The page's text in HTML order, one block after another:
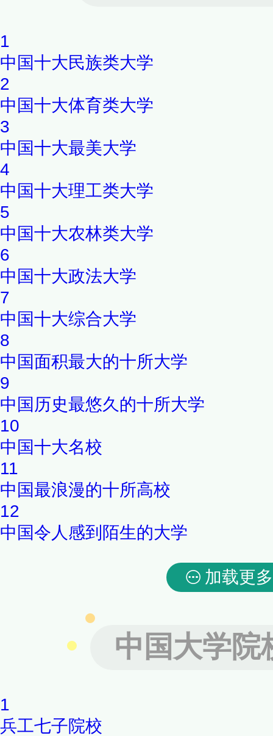
1
中国十大民族类大学
2
中国十大体育类大学
3
中国十大最美大学
4
中国十大理工类大学
5
中国十大农林类大学
6
中国十大政法大学
7
中国十大综合大学
8
中国面积最大的十所大学
9
中国历史最悠久的十所大学
10
中国十大名校
11
中国最浪漫的十所高校
12
中国令人感到陌生的大学
加载更多
中国大学院
1
兵工七子院校